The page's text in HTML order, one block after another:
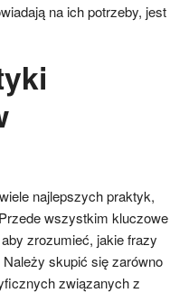
na ich potrzeby, jest
najlepszych praktyk,
wszystkim kluczowe
zrozumieć, jakie frazy
skupić się zarówno
związanych z